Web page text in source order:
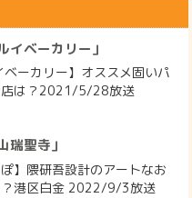
イベーカリー」
ベーカリー】オススメ固いパ
店は？2021/5/28放送
瑞聖寺」
】隈研吾設計のアートなお
？港区白金 2022/9/3放送